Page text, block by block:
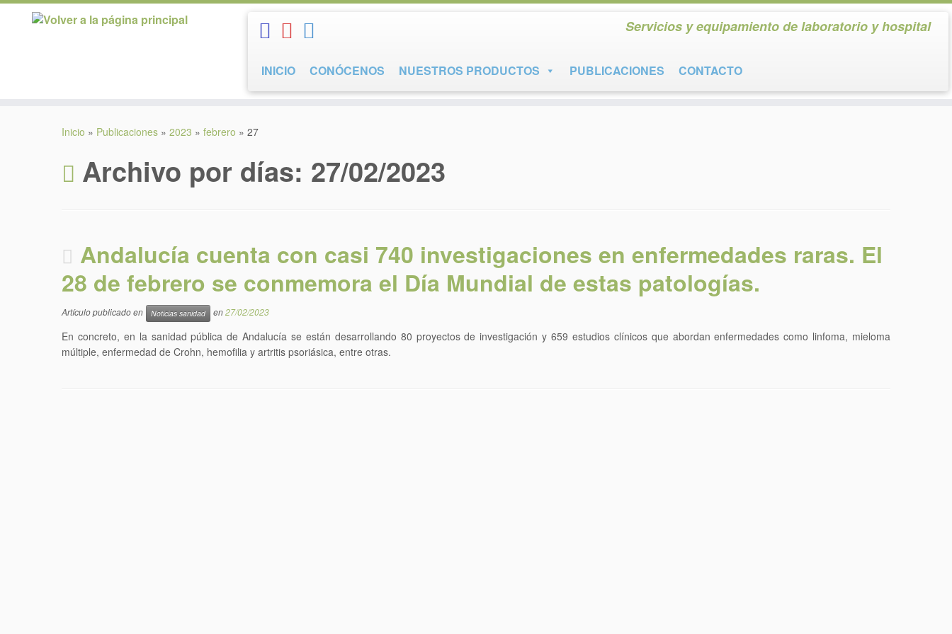
Saltar
Servicios y equipamiento de laboratorio y hospital
INICIO CONÓCENOS NUESTROS PRODUCTOS PUBLICACIONES CONTACTO
Inicio » Publicaciones » 2023 » febrero » 27
Archivo por días: 27/02/2023
Andalucía cuenta con casi 740 investigaciones en enfermedades raras. El
28 de febrero se conmemora el Día Mundial de estas patologías.
Artículo publicado en Noticias sanidad en27/02/2023
En concreto, en la sanidad pública de Andalucía se están desarrollando 80 proyectos de investigación y 659 estudios clínicos que abordan enfermedades como linfoma, mieloma
múltiple, enfermedad de Crohn, hemofilia y artritis psoriásica, entre otras.